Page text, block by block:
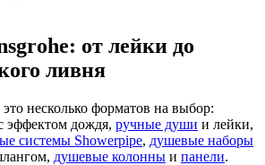
от лейки до
ливня
несколько форматов на выбор:
эффектом дождя, ручные души и лейки,
системы Showerpipe, душевые наборы
душевые колонны и панели.